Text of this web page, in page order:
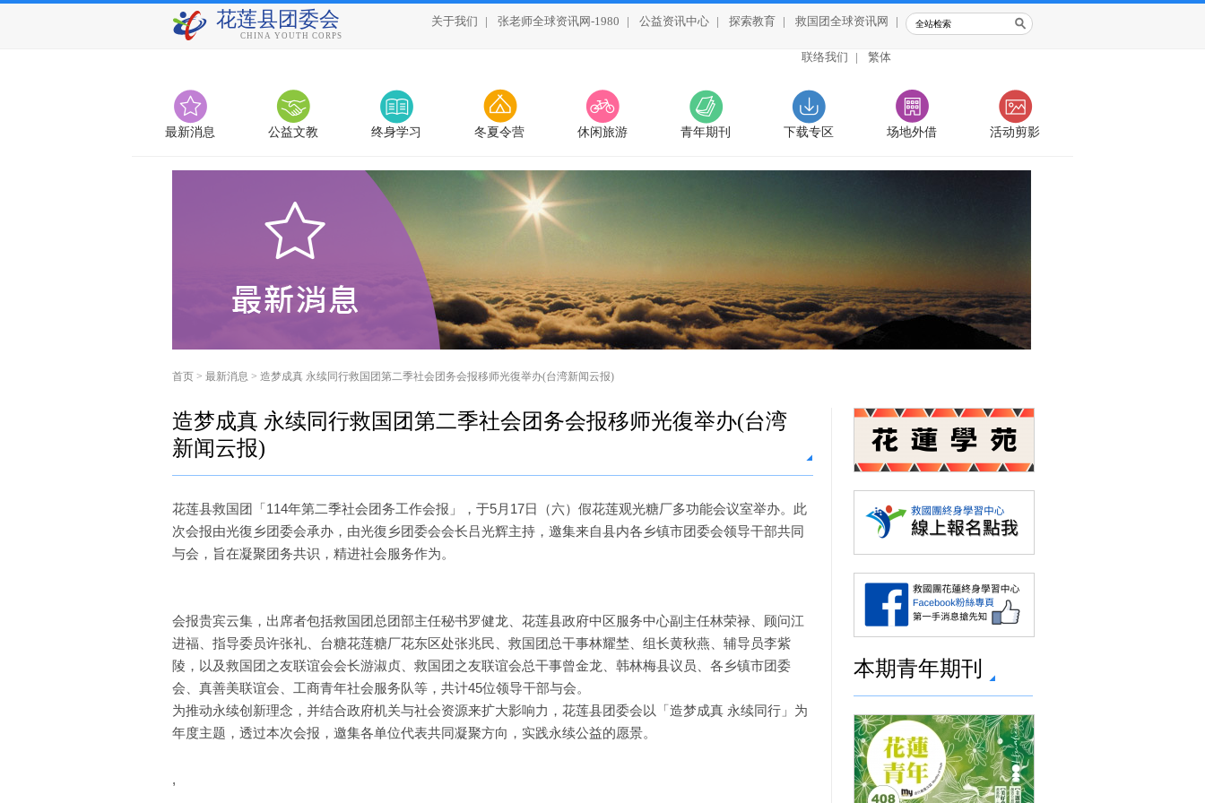
花莲县团委会
CHINA YOUTH CORPS
关于我们 | 张老师全球资讯网-1980 | 公益资讯中心 | 探索教育 | 救国团全球资讯网 |
联络我们 | 繁体
最新消息 公益文教 终身学习 冬夏令营 休闲旅游 青年期刊 下载专区 场地外借 活动剪影
首页 > 最新消息 > 造梦成真 永续同行救国团第二季社会团务会报移师光復举办(台湾新闻云报)
造梦成真 永续同行救国团第二季社会团务会报移师光復举办(台湾
新闻云报)
花莲县救国团「114年第二季社会团务工作会报」，于5月17日（六）假花莲观光糖厂多功能会议室举办。此
次会报由光復乡团委会承办，由光復乡团委会会长吕光辉主持，邀集来自县内各乡镇市团委会领导干部共同
与会，旨在凝聚团务共识，精进社会服务作为。
会报贵宾云集，出席者包括救国团总团部主任秘书罗健龙、花莲县政府中区服务中心副主任林荣禄、顾问江
进福、指导委员许张礼、台糖花莲糖厂花东区处张兆民、救国团总干事林耀埜、组长黄秋燕、辅导员李紫
陵，以及救国团之友联谊会会长游淑贞、救国团之友联谊会总干事曾金龙、韩林梅县议员、各乡镇市团委
会、真善美联谊会、工商青年社会服务队等，共计45位领导干部与会。
为推动永续创新理念，并结合政府机关与社会资源来扩大影响力，花莲县团委会以「造梦成真 永续同行」为
年度主题，透过本次会报，邀集各单位代表共同凝聚方向，实践永续公益的愿景。
,
本期青年期刊